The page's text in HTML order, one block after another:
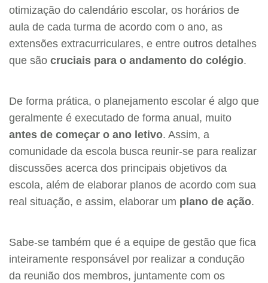
otimização do calendário escolar, os horários de
aula de cada turma de acordo com o ano, as
extensões extracurriculares, e entre outros detalhes
que são cruciais para o andamento do colégio.
De forma prática, o planejamento escolar é algo que
geralmente é executado de forma anual, muito
antes de começar o ano letivo. Assim, a
comunidade da escola busca reunir-se para realizar
discussões acerca dos principais objetivos da
escola, além de elaborar planos de acordo com sua
real situação, e assim, elaborar um plano de ação.
Sabe-se também que é a equipe de gestão que fica
inteiramente responsável por realizar a condução
da reunião dos membros, juntamente com os